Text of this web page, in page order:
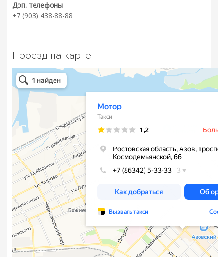
Доп. телефоны
+7 (903) 438-88-88;
Проезд на карте